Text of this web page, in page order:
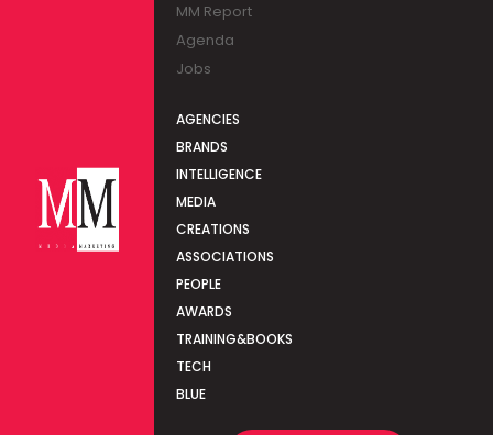
MM Report
Agenda
Jobs
AGENCIES
BRANDS
INTELLIGENCE
MEDIA
CREATIONS
ASSOCIATIONS
PEOPLE
AWARDS
TRAINING&BOOKS
TECH
BLUE